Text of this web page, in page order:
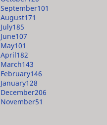
September101
August171
July185
June107
May101
April182
March143
February146
January128
December206
November51